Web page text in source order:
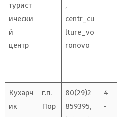
турист
ически
й
центр
,
centr_cu
lture_vo
ronovo
Кухарч
ик
г.п.
Пор
80(29)2
859395,
4
-